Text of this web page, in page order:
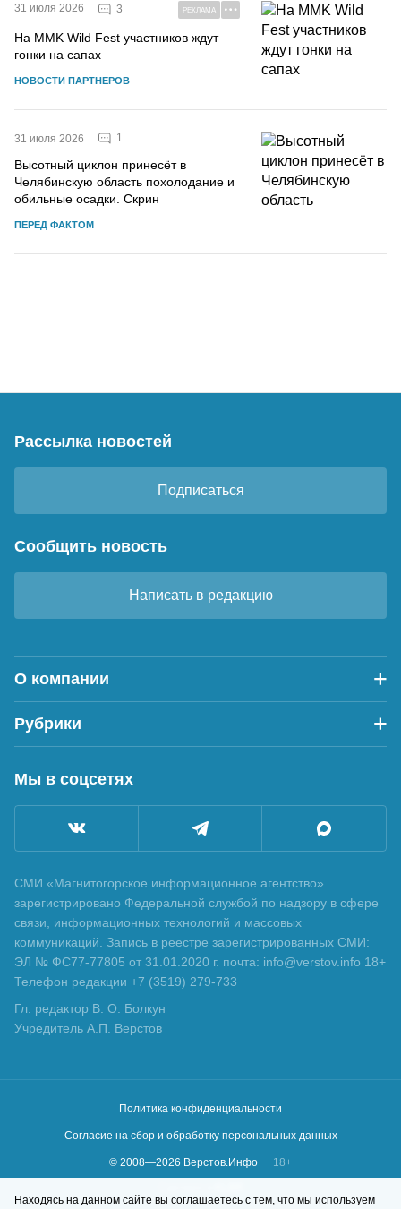
31 июля 2026 3 РЕКЛАМА
На MMK Wild Fest участников ждут
гонки на сапах
НОВОСТИ ПАРТНЕРОВ
31 июля 2026 1
Высотный циклон принесёт в
Челябинскую область похолодание и
обильные осадки. Скрин
ПЕРЕД ФАКТОМ
Рассылка новостей
Подписаться
Сообщить новость
Написать в редакцию
О компании
Рубрики
Мы в соцсетях
СМИ «Магнитогорское информационное агентство»
зарегистрировано Федеральной службой по надзору в сфере
связи, информационных технологий и массовых
коммуникаций. Запись в реестре зарегистрированных СМИ:
ЭЛ № ФС77-77805 от 31.01.2020 г. почта: info@verstov.info 18+
Телефон редакции +7 (3519) 279-733
Гл. редактор В. О. Болкун
Учредитель А.П. Верстов
Политика конфиденциальности
Согласие на сбор и обработку персональных данных
© 2008—2026 Верстов.Инфо
18+
Находясь на данном сайте вы соглашаетесь с тем, что мы используем